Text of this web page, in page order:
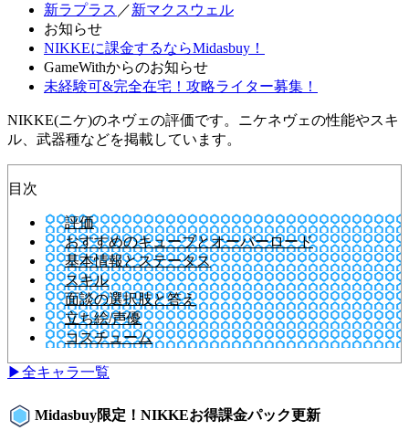
新ラプラス ／新マクスウェル
お知らせ
NIKKEに課金するならMidasbuy！
GameWithからのお知らせ
未経験可&完全在宅！攻略ライター募集！
NIKKE(ニケ)のネヴェの評価です。ニケネヴェの性能やスキ
ル、武器種などを掲載しています。
目次
評価
おすすめのキューブとオーバーロード
基本情報とステータス
スキル
面談の選択肢と答え
立ち絵/声優
コスチューム
▶全キャラ一覧
Midasbuy限定！NIKKEお得課金パック更新